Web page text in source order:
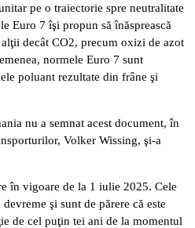
pe o traiectorie spre neutralitate
Euro 7 îşi propun să înăsprească
decât CO2, precum oxizi de azot
normele Euro 7 sunt
poluant rezultate din frâne şi
nu a semnat acest document, în
Volker Wissing, şi-a
în vigoare de la 1 iulie 2025. Cele
şi sunt de părere că este
de cel puţin tei ani de la momentul